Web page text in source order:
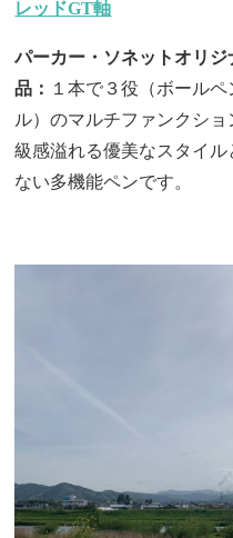
レッドGT軸
パーカー・ソネットオリ
品： １本で３役（ボール
ル）のマルチファンクシ
級感溢れる優美なスタイ
ない多機能ペンです。